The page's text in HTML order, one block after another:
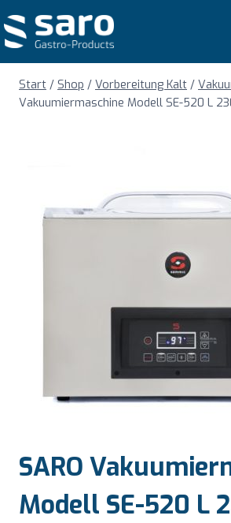
Inhalt
springen
Start / Shop / Vorbereitung Kalt /
Vakuumiermaschine Modell SE-520 L
SARO
Modell SE-520 L